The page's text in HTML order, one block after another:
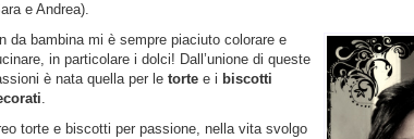
e Andrea).
da bambina mi è sempre piaciuto colorare e
in particolare i dolci! Dall’unione di queste
è nata quella per le torte e i biscotti
.
torte e biscotti per passione, nella vita svolgo